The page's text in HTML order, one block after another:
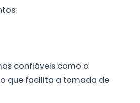
confiáveis como o
que facilita a tomada de